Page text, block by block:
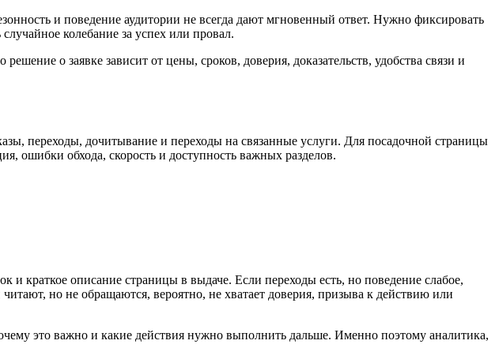
и поведение аудитории не всегда дают мгновенный ответ. Нужно фиксировать
колебание за успех или провал.
о заявке зависит от цены, сроков, доверия, доказательств, удобства связи и
переходы, дочитывание и переходы на связанные услуги. Для посадочной страницы
ошибки обхода, скорость и доступность важных разделов.
и краткое описание страницы в выдаче. Если переходы есть, но поведение слабое,
но не обращаются, вероятно, не хватает доверия, призыва к действию или
это важно и какие действия нужно выполнить дальше. Именно поэтому аналитика,